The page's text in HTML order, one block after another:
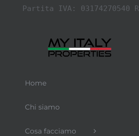
Partita IVA: 03174270540
Home
Chi siamo
Cosa facciamo